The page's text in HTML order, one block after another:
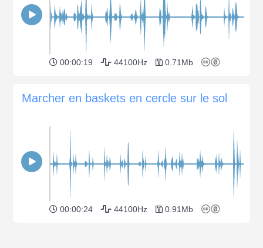
00:00:19 44100Hz 0.71Mb
Marcher en baskets en cercle sur le sol
00:00:24 44100Hz 0.91Mb